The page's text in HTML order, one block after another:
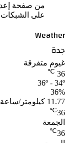
من صفحة
على الشبكات
Weather
جدة
غيوم متفرقة
36
℃
36º - 34º
36%
11.77 كيلومتر/ساعة
36
℃
الجمعة
36
℃